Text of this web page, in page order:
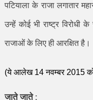
पटियाला के राजा लगातार
उन्हें कोई भी राष्ट्र
राजाओं के लिए ही आरक्षित है।
(ये आलेख 14 नवम्बर 2015
जाते जाते :